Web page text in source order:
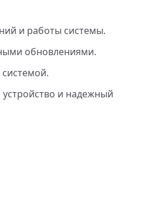
и работы системы.
обновлениями.
и надежный